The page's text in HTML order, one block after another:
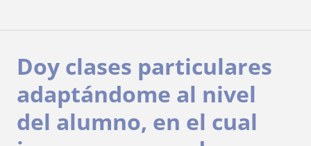
Doy clases particulares
adaptándome al nivel
del alumno, en el cual